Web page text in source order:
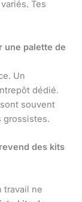
Tes
une palette de
Un
dédié.
souvent
grossistes.
des kits
travail ne